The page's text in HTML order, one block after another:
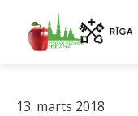
13. marts 2018